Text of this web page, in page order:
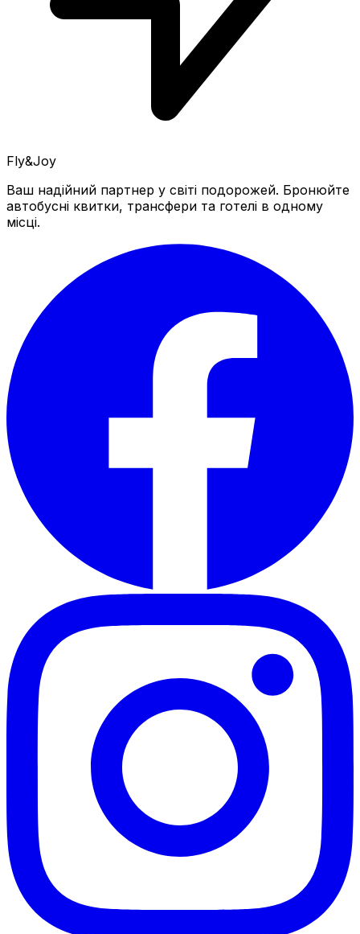
Fly&Joy
Ваш надійний партнер у світі подорожей. Бронюйте
автобусні квитки, трансфери та готелі в одному
місці.